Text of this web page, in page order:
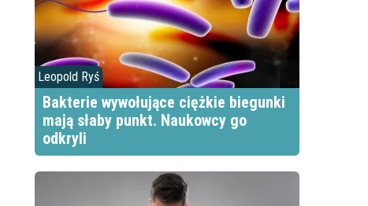
Leopold Ryś
Bakterie wywołujące ciężkie biegunki
mają słaby punkt. Naukowcy go
odkryli